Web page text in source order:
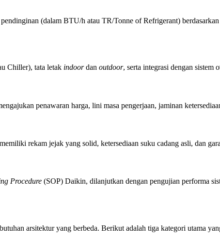
(dalam BTU/h atau TR/Tonne of Refrigerant)
Chiller), tata letak indoordan outdoor, serta integrasi dengan sistem
penawaran harga, lini masa pengerjaan, jaminan
rekam jejak yang solid, ketersediaan suku cadang asli, dan
Procedure (SOP) Daikin, dilanjutkan dengan pengujian performa
arsitektur yang berbeda. Berikut adalah tiga kategori utama